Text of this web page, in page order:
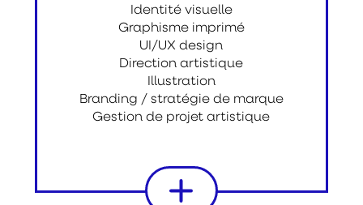
Identité visuelle
Graphisme imprimé
UI/UX design
Direction artistique
Illustration
Branding / stratégie de marque
Gestion de projet artistique